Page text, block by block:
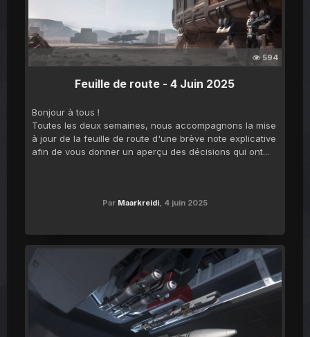
594
Feuille de route - 4 Juin 2025
Bonjour à tous !
Toutes les deux semaines, nous accompagnons la mise
à jour de la feuille de route d'une brève note explicative
afin de vous donner un aperçu des décisions qui ont...
Par Maarkreidi, 4 juin 2025